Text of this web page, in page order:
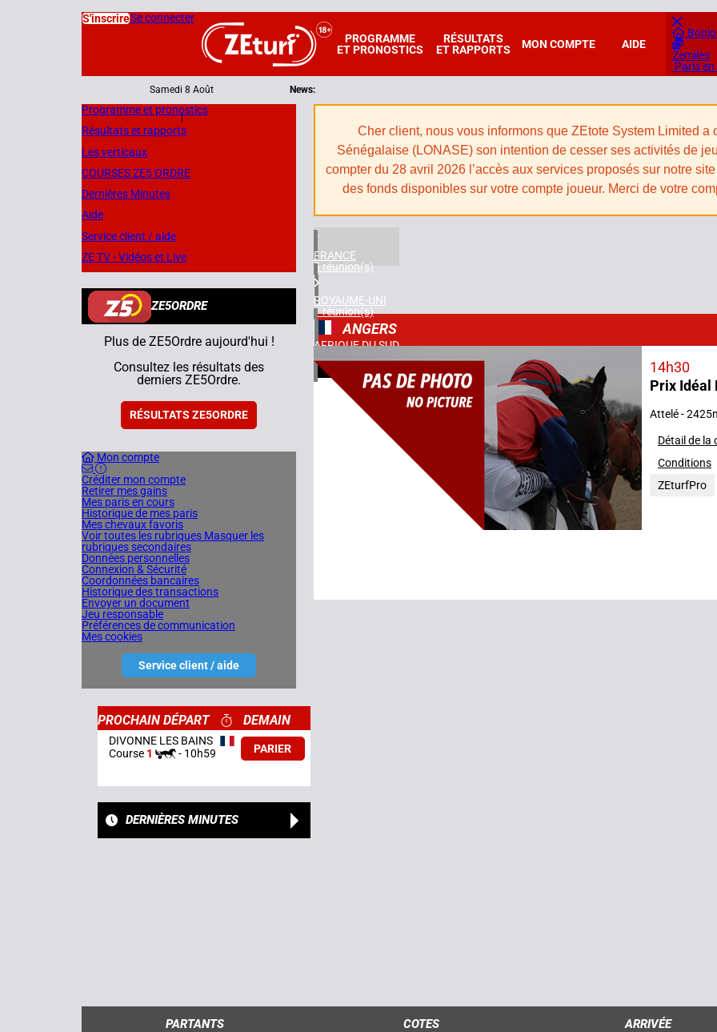
PROGRAMME
ET PRONOSTICS
RÉSULTATS
ET RAPPORTS
MON COMPTE AIDE
S'inscrireSe connecter
Zemiles
Paris
Samedi 8 Août
|
News:
Programme et pronostics
Résultats et rapports
Les verticaux
COURSES ZE5 ORDRE
Dernières Minutes
Aide
Service client / aide
ZE TV - Vidéos et Live
ZE5ORDRE
Plus de ZE5Ordre aujourd'hui !
Consultez les résultats des
derniers ZE5Ordre.
RÉSULTATS ZE5ORDRE
Mon compte
Créditer mon compte
Retirer mes gains
Mes paris en cours
Historique de mes paris
Mes chevaux favoris
Voir toutes les rubriques Masquer les
rubriques secondaires
Données personnelles
Connexion & Sécurité
Coordonnées bancaires
Historique des transactions
Envoyer un document
Jeu responsable
Préférences de communication
Mes cookies
Service client / aide
Cher client, nous vous informons que ZEtote System Limited
Sénégalaise (LONASE) son intention de cesser ses activités de
compter du 28 avril 2026 l’accès aux services proposés sur notre
des fonds disponibles sur votre compte joueur. Merci de votre
FRANCE
5 réunion(s)
ROYAUME-UNI
1 réunion(s)
AFRIQUE DU SUD
ANGERS
4
21/01/2026
14h30
Prix Idéal
Attelé -
Détail de la
Conditions
ZEturfPro
PROCHAIN DÉPART DEMAIN
DIVONNE LES BAINS
Course1 - 10h59 PARIER
DERNIÈRES MINUTES
PARTANTS COTES ARRIVÉE